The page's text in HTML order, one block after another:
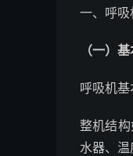
一、呼吸
（一）
呼吸机
整机结
水器、温